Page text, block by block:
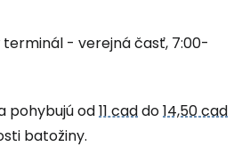
terminál - verejná časť, 7:00-
pohybujú od11 caddo14,50 cad
batožiny.